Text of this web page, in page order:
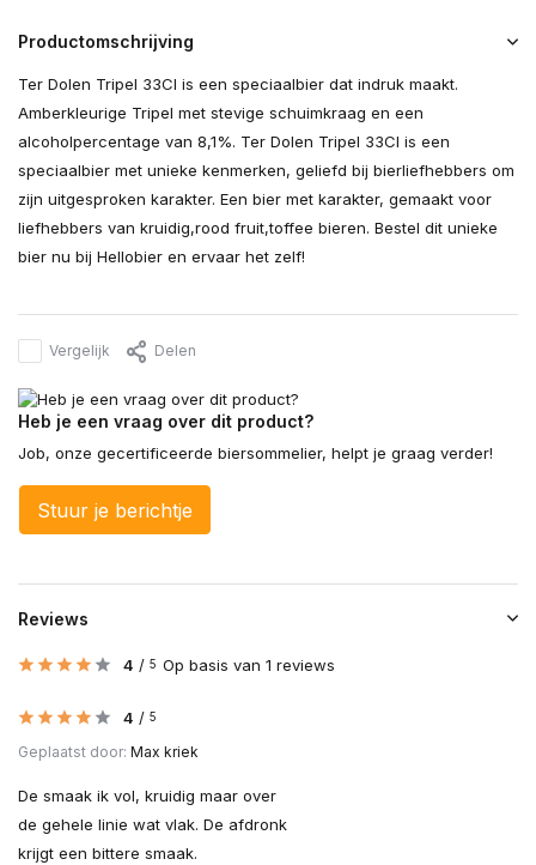
Productomschrijving
Ter Dolen Tripel 33Cl is een speciaalbier dat indruk maakt.
Amberkleurige Tripel met stevige schuimkraag en een
alcoholpercentage van 8,1%. Ter Dolen Tripel 33Cl is een
speciaalbier met unieke kenmerken, geliefd bij bierliefhebbers om
zijn uitgesproken karakter. Een bier met karakter, gemaakt voor
liefhebbers van kruidig,rood fruit,toffee bieren. Bestel dit unieke
bier nu bij Hellobier en ervaar het zelf!
Vergelijk Delen
Heb je een vraag over dit product?
Job, onze gecertificeerde biersommelier, helpt je graag verder!
Stuur je berichtje
Reviews
4 / 5 Op basis van 1 reviews
4 / 5
Geplaatst door: Max kriek
De smaak ik vol, kruidig maar over
de gehele linie wat vlak. De afdronk
krijgt een bittere smaak.